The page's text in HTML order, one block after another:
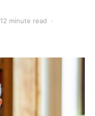
12 minute read